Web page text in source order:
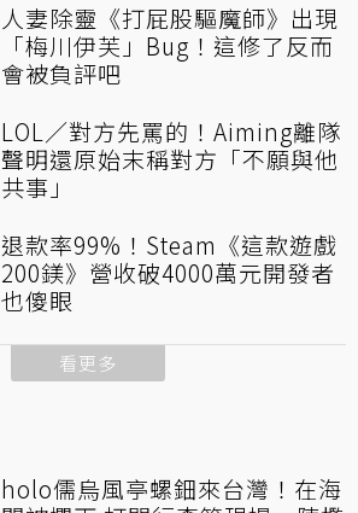
人妻除靈《打屁股驅魔師》出現
「梅川伊芙」Bug！這修了反而
會被負評吧
LOL／對方先罵的！Aiming離隊
聲明還原始末稱對方「不願與他
共事」
退款率99%！Steam《這款遊戲
200鎂》營收破4000萬元開發者
也傻眼
看更多
holo儒烏風亭螺鈿來台灣！在海